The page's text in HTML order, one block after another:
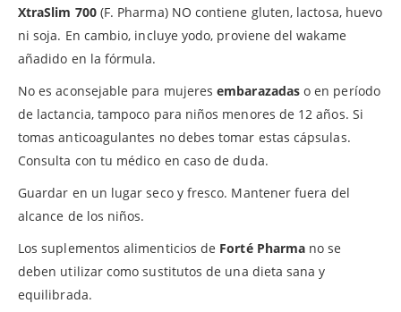
XtraSlim 700(F. Pharma) NO contiene gluten, lactosa, huevo
ni soja. En cambio, incluye yodo, proviene del wakame
añadido en la fórmula.
No es aconsejable para mujeresembarazadaso en período
de lactancia, tampoco para niños menores de 12 años. Si
tomas anticoagulantes no debes tomar estas cápsulas.
Consulta con tu médico en caso de duda.
Guardar en un lugar seco y fresco. Mantener fuera del
alcance de los niños.
Los suplementos alimenticios de Forté Pharma no se
deben utilizar como sustitutos de una dieta sana y
equilibrada.